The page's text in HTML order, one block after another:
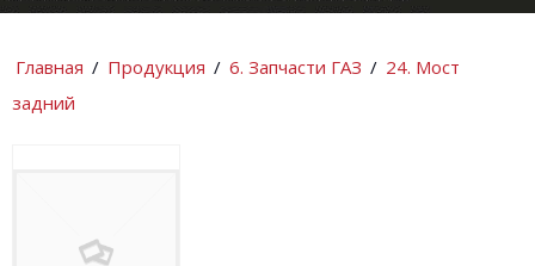
Главная / Продукция / 6. Запчасти ГАЗ / 24. Мост
задний